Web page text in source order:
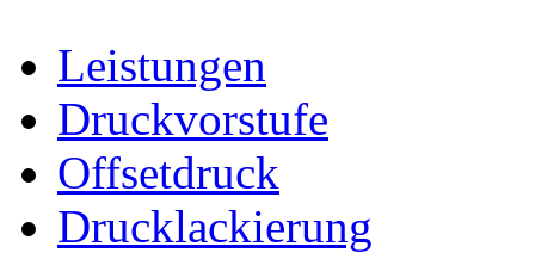
Leistungen
Druckvorstufe
Offsetdruck
Drucklackierung